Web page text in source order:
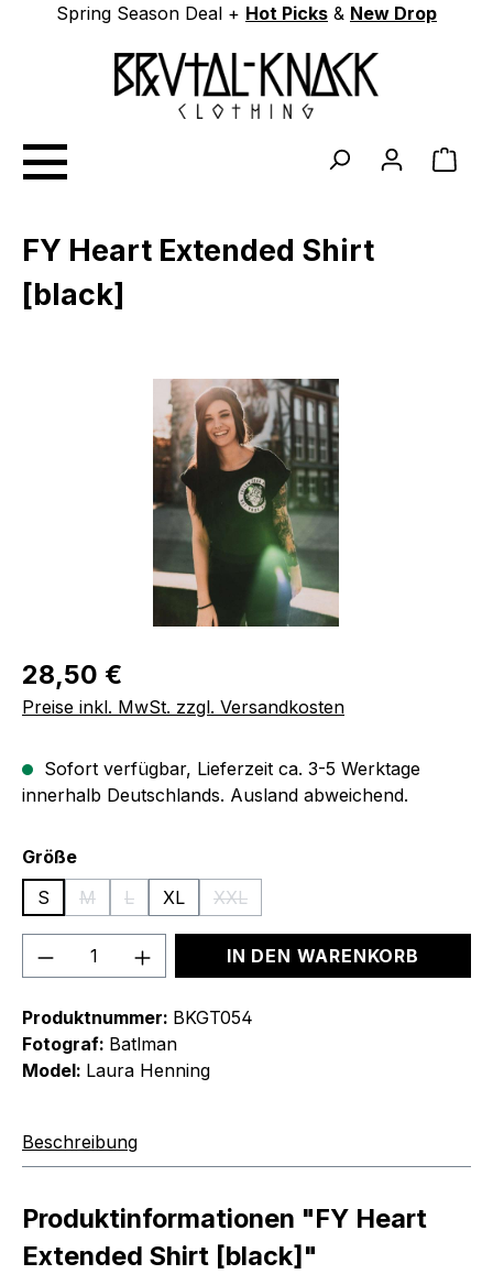
Zum Hauptinhalt springen
Spring Season Deal + Hot Picks & New Drop
FY Heart Extended Shirt
[black]
Bildergalerie überspringen
Regulärer Preis:
28,50 €
Preise inkl. MwSt. zzgl. Versandkosten
Sofort verfügbar, Lieferzeit ca. 3-5 Werktage
innerhalb Deutschlands. Ausland abweichend.
Größeauswählen
S
M
(Diese Option ist zurzeit nicht verfügbar.)
L
(Diese Option ist zurzeit nicht verfügbar.)
XL XXL
(Diese Option ist zurzeit nicht
Produkt Anzahl: Gib denIN DEN WARENKORB
Produktnummer: BKGT054
Fotograf: Batlman
Model: Laura Henning
Beschreibung
Produktinformationen "FY Heart
Extended Shirt [black]"